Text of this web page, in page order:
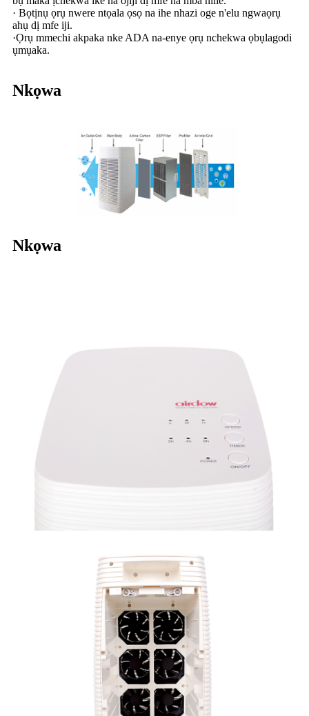
· Bọtịnụ ọrụ nwere ntọala ọsọ na ihe nhazi oge n'elu ngwaọrụ
ahụ dị mfe iji.
·Ọrụ mmechi akpaka nke ADA na-enye ọrụ nchekwa ọbụlagodi
ụmụaka.
Nkọwa
Nkọwa